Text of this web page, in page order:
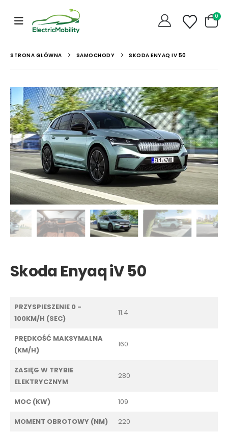
0
STRONA GŁÓWNA SAMOCHODY SKODA ENYAQ IV 50
Skoda Enyaq iV 50
PRZYSPIESZENIE 0 -
100KM/H (SEC)
11.4
PRĘDKOŚĆ MAKSYMALNA
(KM/H)
160
ZASIĘG W TRYBIE
ELEKTRYCZNYM
280
MOC (KW) 109
MOMENT OBROTOWY (NM) 220